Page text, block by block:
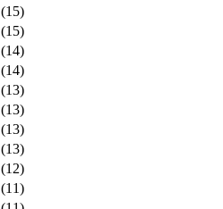
(15)
(15)
(14)
(14)
(13)
(13)
(13)
(13)
(12)
(11)